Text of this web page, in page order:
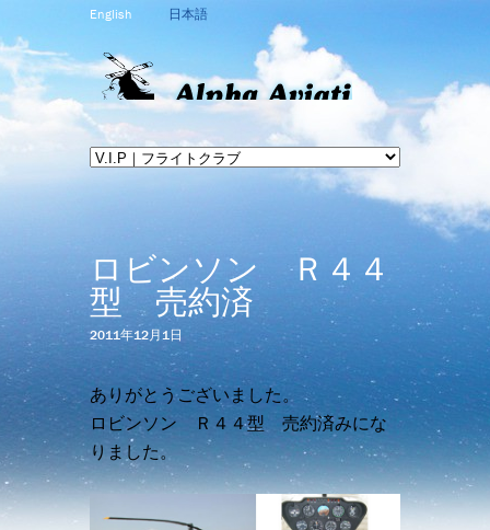
English 日本語
ロビンソン Ｒ４４
型 売約済
2011年12月1日
ありがとうございました。
ロビンソン Ｒ４４型 売約済みにな
りました。